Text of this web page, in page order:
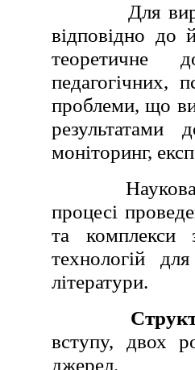
Для
відповідно до
теоретичне
педагогічних,
проблеми, що
результатами
моніторинг,
процесі
та комплекси
технологій
літератури.
вступу, двох
джерел.